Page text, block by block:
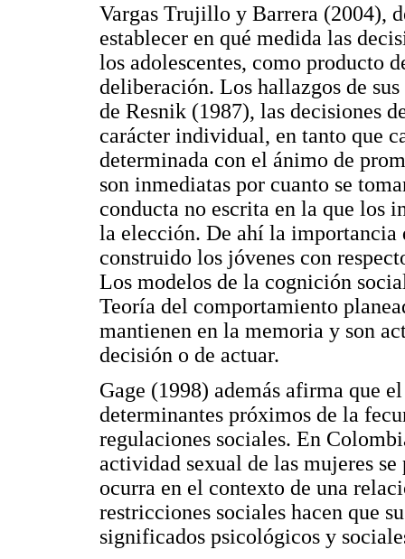
Vargas Trujillo y Barrera (2004),
establecer en qué medida las
los adolescentes, como producto
deliberación. Los hallazgos de
de Resnik (1987), las decisiones
carácter individual, en tanto que
determinada con el ánimo de
son inmediatas por cuanto se
conducta no escrita en la que los
la elección. De ahí la importancia
construido los jóvenes con
Los modelos de la cognición
Teoría del comportamiento
mantienen en la memoria y son
decisión o de actuar.
Gage (1998) además afirma que
determinantes próximos de la
regulaciones sociales. En
actividad sexual de las mujeres
ocurra en el contexto de una
restricciones sociales hacen que
significados psicológicos y